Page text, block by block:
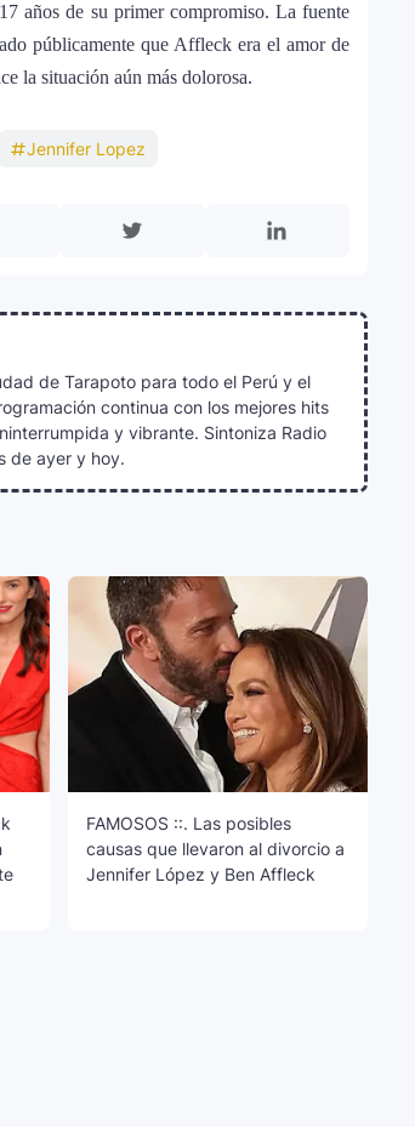
años de su primer compromiso. La fuente
públicamente que Affleck era el amor de
la situación aún más dolorosa.
Jennifer Lopez
de Tarapoto para todo el Perú y el
continua con los mejores hits
y vibrante. Sintoniza Radio
de ayer y hoy.
FAMOSOS ::. Las posibles
causas que llevaron al divorcio a
Jennifer López y Ben Affleck